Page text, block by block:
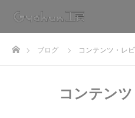
ホームブログ コンテンツ・レ
コンテン